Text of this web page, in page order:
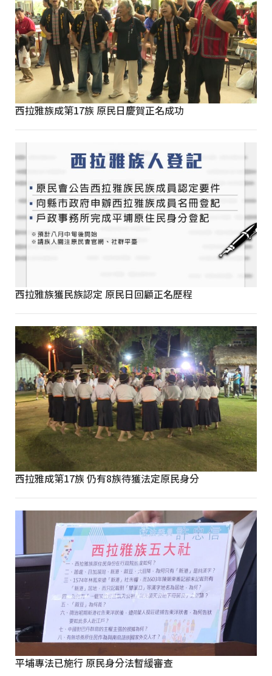
西拉雅族成第17族 原民日慶賀正名成功
西拉雅族獲民族認定 原民日回顧正名歷程
西拉雅成第17族 仍有8族待獲法定原民身分
平埔專法已施行 原民身分法暫緩審查